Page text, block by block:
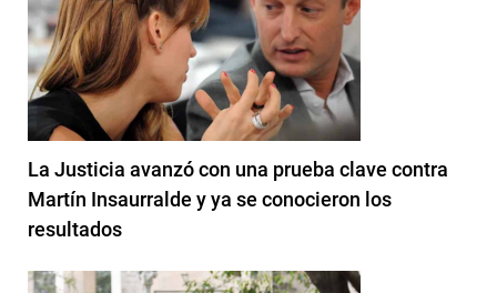
La Justicia avanzó con una prueba clave contra
Martín Insaurralde y ya se conocieron los
resultados